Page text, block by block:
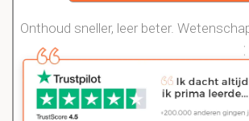
Onthoud sneller, leer beter.